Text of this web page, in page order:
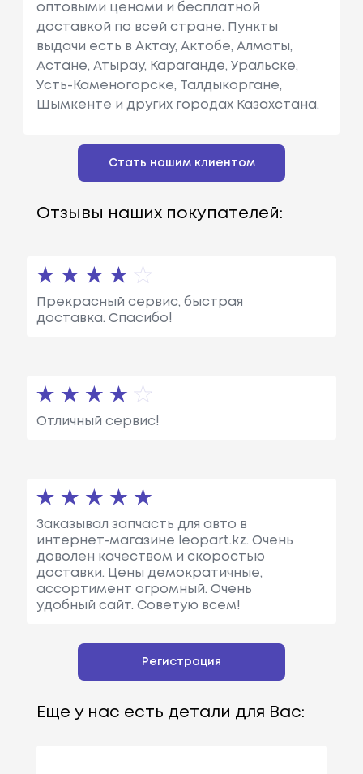
оптовыми ценами и бесплатной
доставкой по всей стране. Пункты
выдачи есть в Актау, Актобе, Алматы,
Астане, Атырау, Караганде, Уральске,
Усть-Каменогорске, Талдыкоргане,
Шымкенте и других городах Казахстана.
Стать нашим клиентом
Отзывы наших покупателей:
Прекрасный сервис, быстрая
доставка. Спасибо!
Отличный сервис!
Заказывал запчасть для авто в
интернет-магазине leopart.kz. Очень
доволен качеством и скоростью
доставки. Цены демократичные,
ассортимент огромный. Очень
удобный сайт. Советую всем!
Регистрация
Еще у нас есть детали для Вас: